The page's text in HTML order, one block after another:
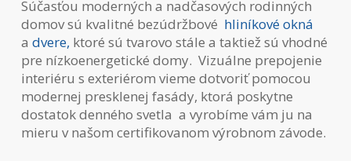
Súčasťou moderných a nadčasových rodinných
domov sú kvalitné bezúdržbové hliníkové okná
a dvere, ktoré sú tvarovo stále a taktiež sú vhodné
pre nízkoenergetické domy. Vizuálne prepojenie
interiéru s exteriérom vieme dotvoriť pomocou
modernej presklenej fasády, ktorá poskytne
dostatok denného svetla a vyrobíme vám ju na
mieru v našom certifikovanom výrobnom závode.